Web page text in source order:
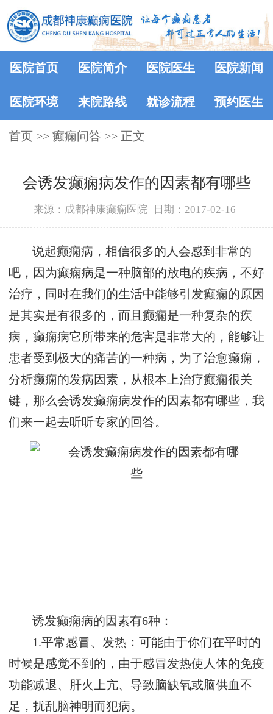
医院首页 医院简介 医院医生 医院新闻
医院环境 来院路线 就诊流程 预约医生
首页 >> 癫痫问答 >> 正文
会诱发癫痫病发作的因素都有哪些
来源：成都神康癫痫医院 日期：2017-02-16
说起癫痫病，相信很多的人会感到非常的
吧，因为癫痫病是一种脑部的放电的疾病，不好
治疗，同时在我们的生活中能够引发癫痫的原因
是其实是有很多的，而且癫痫是一种复杂的疾
病，癫痫病它所带来的危害是非常大的，能够让
患者受到极大的痛苦的一种病，为了治愈癫痫，
分析癫痫的发病因素，从根本上治疗癫痫很关
键，那么会诱发癫痫病发作的因素都有哪些，我
们来一起去听听专家的回答。
诱发癫痫病的因素有6种：
1.平常感冒、发热：可能由于你们在平时的
时候是感觉不到的，由于感冒发热使人体的免疫
功能减退、肝火上亢、导致脑缺氧或脑供血不
足，扰乱脑神明而犯病。